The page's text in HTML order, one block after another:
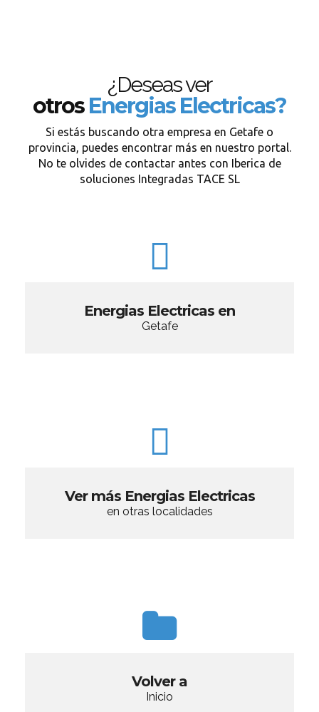
¿Deseas ver
otrosEnergias Electricas?
Si estás buscando otra empresa en Getafe o
provincia, puedes encontrar más en nuestro portal.
No te olvides de contactar antes con Iberica de
soluciones Integradas TACE SL
Energias Electricas en
Getafe
Ver más Energias Electricas
en otras localidades
Volver a
Inicio